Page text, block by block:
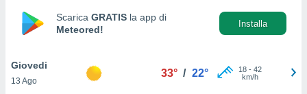
nella
Scarica GRATIS la app di
Meteored!
Installa
Giovedi
13 Ago
33° / 22° 18- 42
km/h